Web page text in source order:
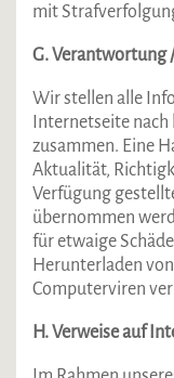
mit
G. Verantwortung
Wir stellen alle
Internetseite
zusammen. Eine
Aktualität,
Verfügung
übernommen
für etwaige
Herunterladen
Computerviren
H. Verweise auf